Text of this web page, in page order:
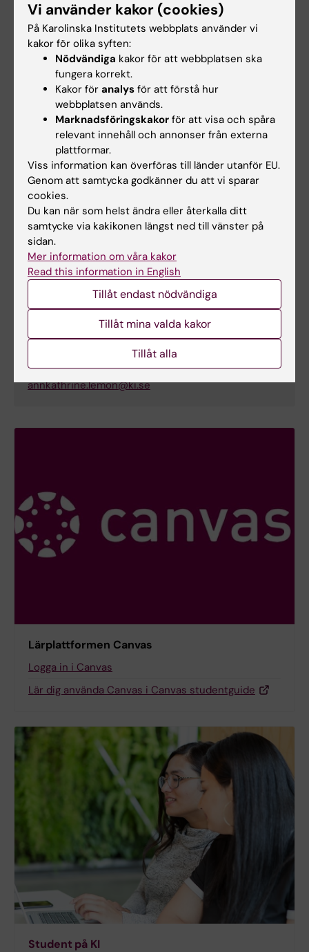
Cecilia Lidbeck
Kursansvarig
E-post:
cecilia.lidbeck@ki.se
Cecilia Lidbeck
Examinator
E-post:
cecilia.lidbeck@ki.se
Ann-Kathrine Lemon
Utbildningsadministratör
Telefon:
E-post:
annkathrine.lemon@ki.se
Lärplattformen Canvas
Logga in i Canvas
Lär dig använda Canvas i Canvas studentguide
Student på KI
Vi använder kakor (cookies)
På Karolinska Institutets webbplats använder vi
kakor för olika syften:
Nödvändiga kakor för att webbplatsen ska
fungera korrekt.
Kakor för analys för att förstå hur
webbplatsen används.
Marknadsföringskakor för att visa och spåra
relevant innehåll och annonser från externa
plattformar.
Viss information kan överföras till länder utanför EU.
Genom att samtycka godkänner du att vi sparar
cookies.
Du kan när som helst ändra eller återkalla ditt
samtycke via kakikonen längst ned till vänster på
sidan.
Mer information om våra kakor
Read this information in English
Tillåt endast nödvändiga
Tillåt mina valda kakor
Tillåt alla